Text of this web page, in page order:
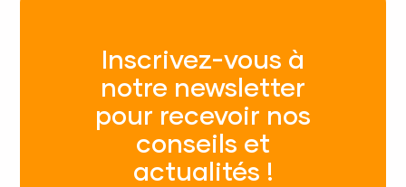
Inscrivez-vous à
notre newsletter
pour recevoir nos
conseils et
actualités !